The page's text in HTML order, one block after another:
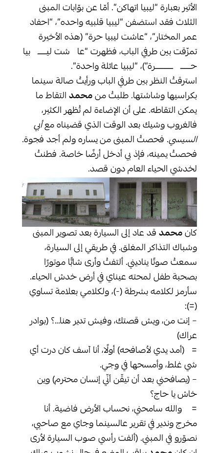
الأثير بعبارة “ليبيا اتهاكن”. أمّا عن بوّابات المبنى
الثلاث فقد استضفن “ليبيا قلبيه واحده”، “احفاد
عمر المختار”، “عاشت ليبيا حرة” (هذه الأخيرة
تمزّقت بين طرفي الباب، فظهرت “عا شت ليــــــ بيا
حـــــــ ــــــــــــرة”)، “ليبيا عائلة واحدة”.
استرقتُ النظر بين طرفي الباب ورأيتُ صالة سينما
بكراسيها وشاشتها. طلبتُ منمحمدالتقاط ما
يمكن التقاطه. على أن الإضاءة لم تُظهر الكثير،
فالغروب وشيك بعد الوقت الذي قضيناه معأبي
السيسي. فحصتُ المبنى من يساره ولم أجد فجوة.
فحصتُ يمينه، فإذ بي أدخل أرضًا خاصة. فطنتُ
لخدشي الحياء العام دون قصد.
كانمحمدقد عاد إلى السيارة بعد تصوير المبنى
وشباك التذاكر المغلق. في طريقي إلى السيارة،
سمعتُ صوتًا يناديني. ألتفتُ وأرى شابًّا موتورًا
بصحبة طفل لمحته عيناي في أرض خدش الحياء.
سأرمز لكلامه بشرطة (-)، ولكلامي بعلامة تساوي
(=):
– إنت من، ويش قصتك، وفيش تدير هنا…؟ (بوادر
عراك)
= (أمد يدي لأصافحه) أولًا، أنا آسف كان درت أي
شي غلط، وأمسحها في وجي.
– (يصافحني بعد أن تيقّن أنّي إنسان محترم) وين
خاش يا حاج؟
= والله سامحني، نحساب الأرض فاضية. أنا
مخرج وندير في تقرير عالسينما وجاي مع صاحبي،
نصوّرو في المبني. (ألفت رأسي صوب السيارة لأرى